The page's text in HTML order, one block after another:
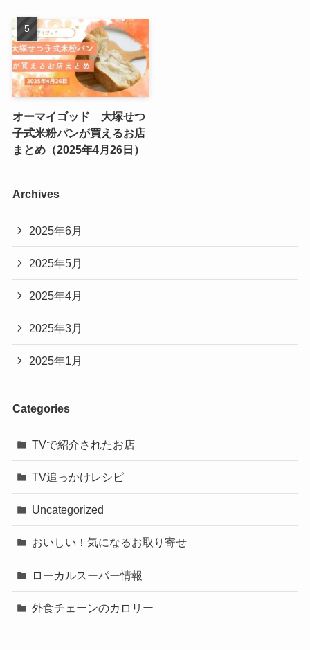
オーマイゴッド 大塚せつ
子式米粉パンが買えるお店
まとめ（2025年4月26日）
Archives
2025年6月
2025年5月
2025年4月
2025年3月
2025年1月
Categories
TVで紹介されたお店
TV追っかけレシピ
Uncategorized
おいしい！気になるお取り寄せ
ローカルスーパー情報
外食チェーンのカロリー